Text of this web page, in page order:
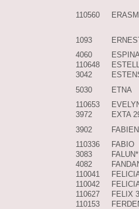
110560
1093
4060
110648
3042
5030
ETNA
110653
3972
EXTA
3902
FABIEN
110336
FABIO
3083
FALUN*
4082
110041
110042
110627
FELIX
110153